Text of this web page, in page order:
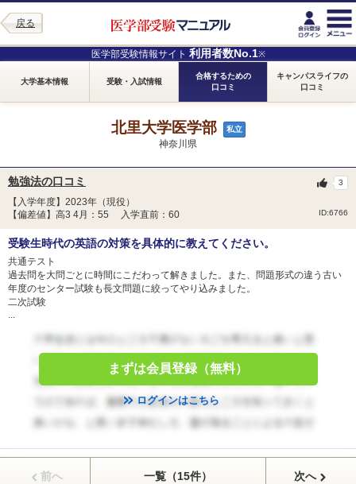
戻る
医学部受験情報サイト 利用者数No.1※
大学基本情報 受験・入試情報
合格するための
口コミ
キャンパスライフの
口コミ
北里大学医学部 私立
神奈川県
勉強法の口コミ
【入学年度】2023年（現役）
【偏差値】高3 4月：55 入学直前：60
ID:6766
3
受験生時代の英語の対策を具体的に教えてください。
共通テスト
過去問を大問ごとに時間にこだわって解きました。また、問題形式の違う古い
年度のセンター試験も長文問題に絞ってやり込みました。
二次試験
...
まずは会員登録（無料）
ログインはこちら
前へ 一覧（15件） 次へ